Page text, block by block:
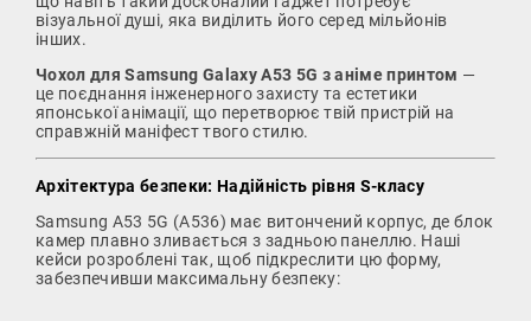
візуальної душі, яка виділить його серед мільйонів
інших.
Чохол для Samsung Galaxy A53 5G з аніме принтом —
це поєднання інженерного захисту та естетики
японської анімації, що перетворює твій пристрій на
справжній маніфест твого стилю.
Архітектура безпеки: Надійність рівня S-класу
Samsung A53 5G (A536) має витончений корпус, де блок
камер плавно зливається з задньою панеллю. Наші
кейси розроблені так, щоб підкреслити цю форму,
забезпечивши максимальну безпеку: